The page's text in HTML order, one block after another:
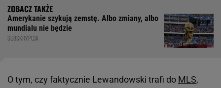
Amerykanie szykują zemstę. Albo zmiany, albo
mundialu nie będzie
SUBSKRYPCJA
O tym, czy faktycznie Lewandowski trafi do MLS,